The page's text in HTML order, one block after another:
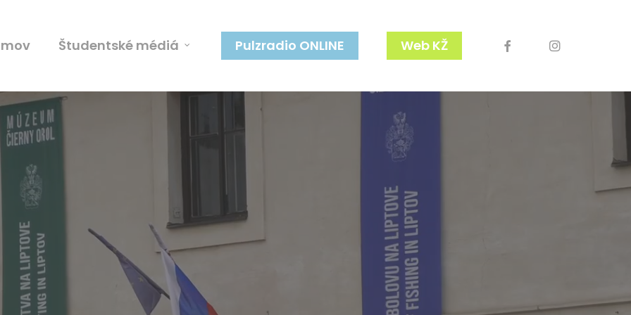
Študentské médiá Pulzradio ONLINE Web KŽ facebook
youtubeinstagram